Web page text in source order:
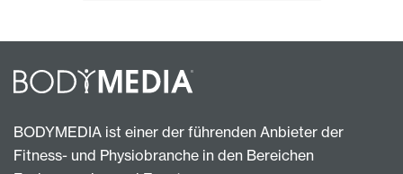
BODYMEDIA ist einer der führenden Anbieter der
Fitness- und Physiobranche in den Bereichen